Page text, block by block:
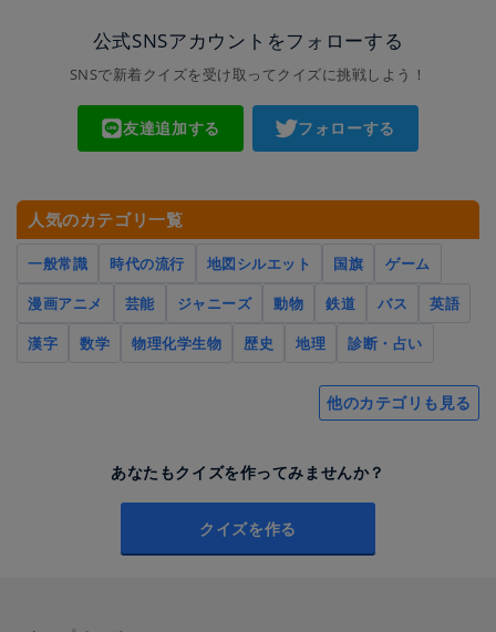
公式SNSアカウントをフォローする
SNSで新着クイズを受け取ってクイズに挑戦しよう！
友達追加する フォローする
人気のカテゴリ一覧
一般常識 時代の流行 地図シルエット 国旗
ゲーム
漫画アニメ
芸能 ジャニーズ 動物 鉄道 バス
英語
漢字
数学 物理化学生物 歴史 地理 診断・占い
他のカテゴリも見る
あなたもクイズを作ってみませんか？
クイズを作る